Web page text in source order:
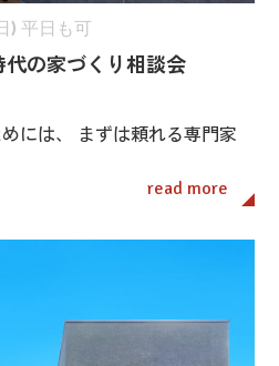
) 平日も可
代の家づくり相談会
には、 まずは頼れる専門家
read more